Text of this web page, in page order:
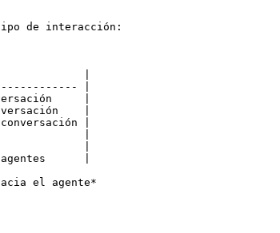
tipo de interacción:
|
|
|
|
|
|
bot             |
agentes      |
el agente*